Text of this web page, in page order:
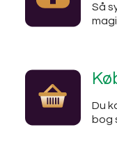
Så
Du
bog